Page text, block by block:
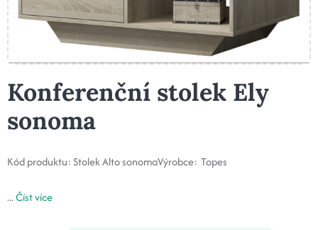
Konferenční stolek Ely
sonoma
Kód produktu: Stolek Alto sonomaVýrobce: Topes
...Číst více